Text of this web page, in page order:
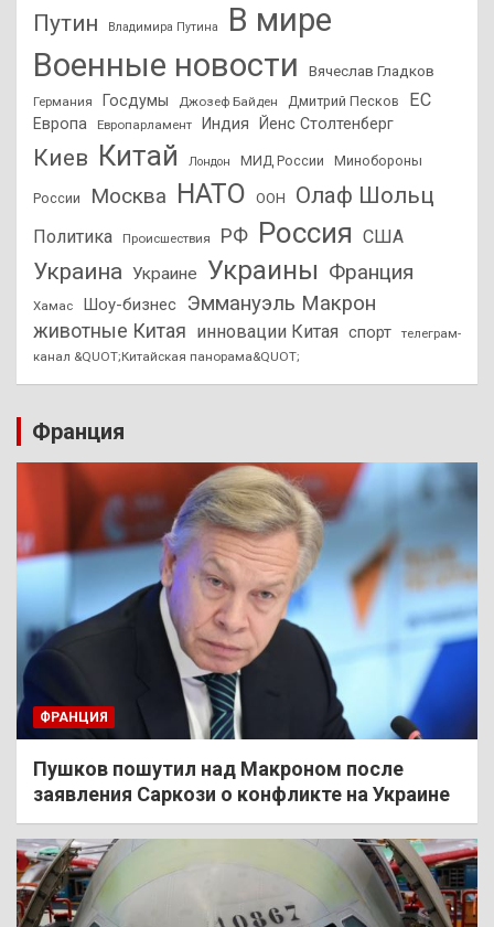
Путин
Владимира Путина
В мире
Военные новости
Вячеслав Гладков
Германия Госдумы Джозеф Байден Дмитрий Песков ЕС
Европа Европарламент Индия Йенс Столтенберг
Киев Китай Лондон МИД России Минобороны
России Москва НАТО ООН Олаф Шольц
Политика Происшествия РФ Россия США
Украина Украине Украины Франция
Хамас Шоу-бизнес Эммануэль Макрон
животные Китая инновации Китая спорт
телеграм-
канал &QUOT;Китайская панорама&QUOT;
Франция
ФРАНЦИЯ
Пушков пошутил над Макроном после
заявления Саркози о конфликте на Украине